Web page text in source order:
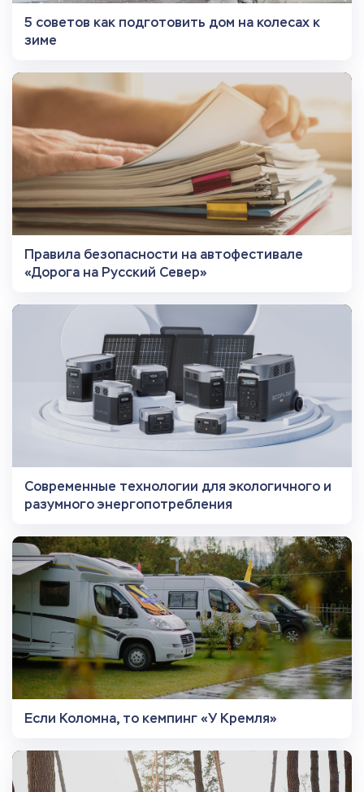
5 советов как подготовить дом на колесах к
зиме
Правила безопасности на автофестивале
«Дорога на Русский Север»
Современные технологии для экологичного и
разумного энергопотребления
Если Коломна, то кемпинг «У Кремля»